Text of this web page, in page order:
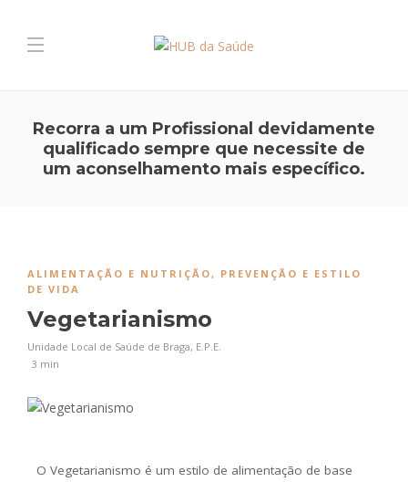
Recorra a um Profissional devidamente
qualificado sempre que necessite de
um aconselhamento mais específico.
ALIMENTAÇÃO E NUTRIÇÃO, PREVENÇÃO E ESTILO
DE VIDA
Vegetarianismo
Unidade Local de Saúde de Braga, E.P.E.
3 min
O Vegetarianismo é um estilo de alimentação de base